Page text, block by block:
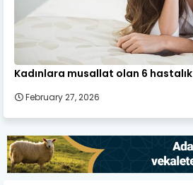
Kadınlara musallat olan 6 hastalık
February 27, 2026